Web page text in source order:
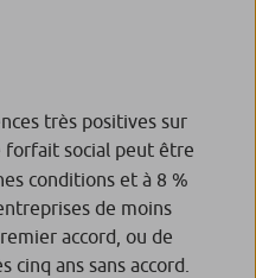
très positives sur
forfait social peut être
conditions et à 8 %
de moins
accord, ou de
cinq ans sans accord.